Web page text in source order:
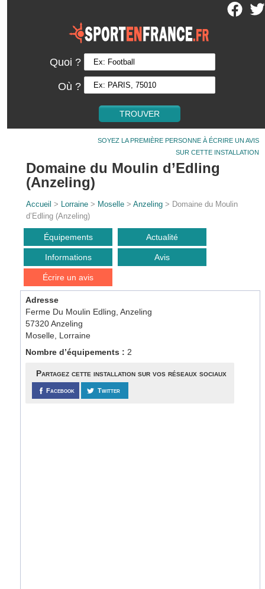
Quoi ?
Où ?
SOYEZ LA PREMIÈRE PERSONNE À ÉCRIRE UN AVIS
SUR CETTE INSTALLATION
Domaine du Moulin d’Edling
(Anzeling)
Accueil > Lorraine > Moselle >Anzeling > Domaine du Moulin
d’Edling (Anzeling)
Équipements Actualité
Informations Avis
Écrire un avis
Adresse
Ferme Du Moulin Edling, Anzeling
57320 Anzeling
Moselle, Lorraine
Nombre d’équipements : 2
Partagez cette installation sur vos réseaux sociaux
Facebook Twitter